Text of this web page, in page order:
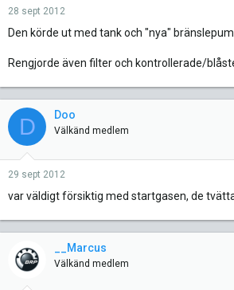
28 sept 2012
Den körde ut med tank och "nya"
Rengjorde även filter och kontrollerade/
D Doo
Välkänd medlem
29 sept 2012
var väldigt försiktig med startgasen, de
__Marcus
Välkänd medlem